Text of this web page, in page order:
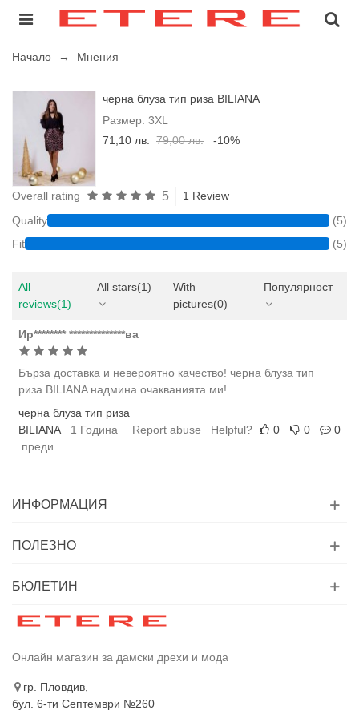
Начало → Мнения
черна блуза тип риза BILIANA
Размер: 3XL
71,10 лв.
79,00 лв. -10%
Overall rating 5
1 Review
Quality
(5)
Fit
(5)
All
reviews(1)
All stars(1)
With
pictures(0)
Популярност
Ир******** **************ва
Бърза доставка и невероятно качество! черна блуза тип
риза BILIANA надмина очакванията ми!
черна блуза тип риза
BILIANA
1 Година
преди
Report abuse Helpful? 0 0 0
ИНФОРМАЦИЯ
ПОЛЕЗНО
БЮЛЕТИН
Онлайн магазин за дамски дрехи и мода
гр. Пловдив,
бул. 6-ти Септември №260